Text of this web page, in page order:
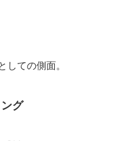
しての側面。
グ